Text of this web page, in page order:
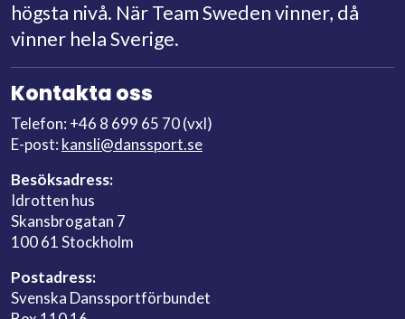
högsta nivå. När Team Sweden vinner, då
vinner hela Sverige.
Kontakta oss
Telefon: +46 8 699 65 70 (vxl)
E-post: kansli@danssport.se
Besöksadress:
Idrotten hus
Skansbrogatan 7
100 61 Stockholm
Postadress:
Svenska Danssportförbundet